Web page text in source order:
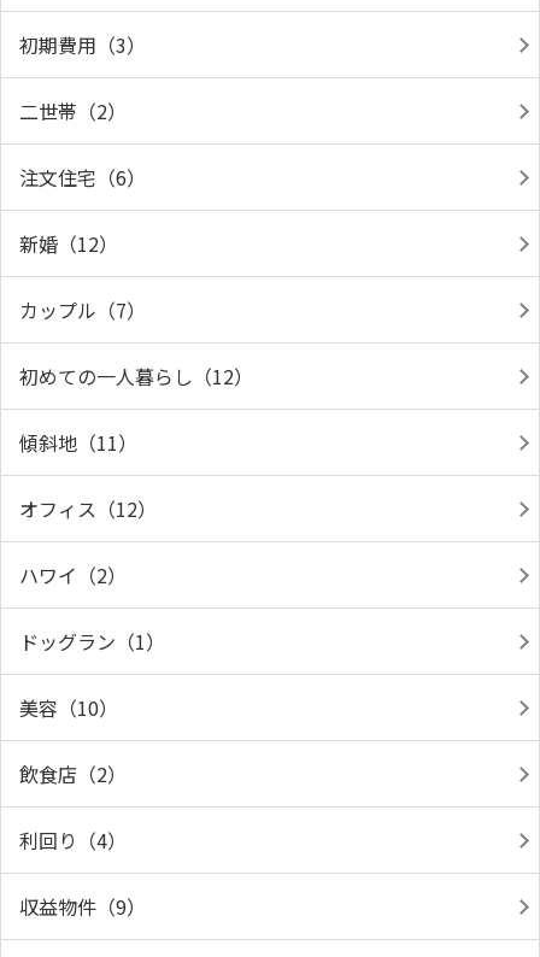
初期費用（3）
二世帯（2）
注文住宅（6）
新婚（12）
カップル（7）
初めての一人暮らし（12）
傾斜地（11）
オフィス（12）
ハワイ（2）
ドッグラン（1）
美容（10）
飲食店（2）
利回り（4）
収益物件（9）